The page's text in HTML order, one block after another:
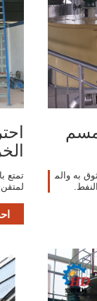
به والم
تمتع